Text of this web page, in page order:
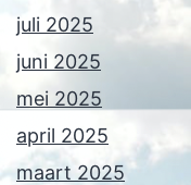
juli 2025
juni 2025
mei 2025
april 2025
maart 2025